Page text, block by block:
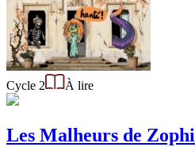
Cycle 2 À lire
Les Malheurs de